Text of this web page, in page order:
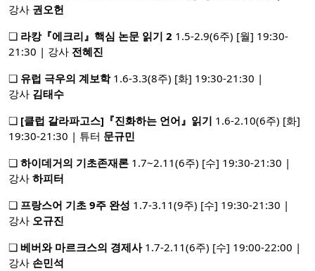
강사 권오헌
❏ 라캉『에크리』핵심 논문 읽기 2 1.5-2.9(6주) [월] 19:30-
21:30 | 강사 전혜진
❏ 유럽 극우의 계보학1.6-3.3(8주) [화] 19:30-21:30 |
강사 김태수
❏ [클럽 갈라파고스] 『진화하는 언어』읽기 1.6-2.10(6주) [화]
19:30-21:30 | 튜터 문규민
❏ 하이데거의 기초존재론 1.7~2.11(6주) [수] 19:30-21:30 |
강사 하피터
❏ 프랑스어 기초 9주 완성 1.7-3.11(9주) [수] 19:30-21:30 |
강사 오규진
❏ 베버와 마르크스의 경제사1.7-2.11(6주) [수] 19:00-22:00 |
강사 손민석